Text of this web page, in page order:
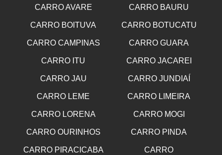
CARRO AVARE CARRO BAURU
CARRO BOITUVA CARRO BOTUCATU
CARRO CAMPINAS CARRO GUARA
CARRO ITU CARRO JACAREI
CARRO JAU CARRO JUNDIAÍ
CARRO LEME CARRO LIMEIRA
CARRO LORENA CARRO MOGI
CARRO OURINHOS CARRO PINDA
CARRO PIRACICABA
CARRO